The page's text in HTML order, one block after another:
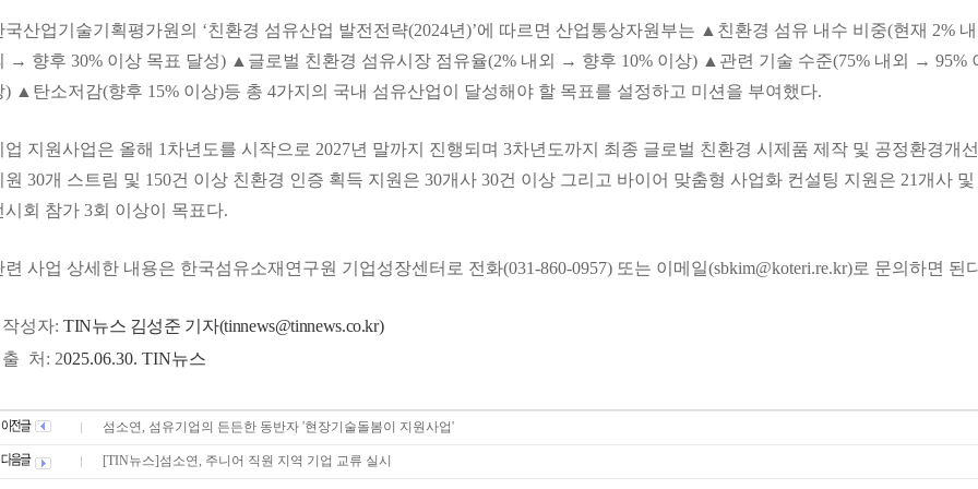
국산업기술기획평가원의 ‘친환경 섬유산업 발전전략(2024년)’에 따르면 산업통상자원부는 ▲친환경 섬유 내수 비중(현재 2% 내
→ 향후 30% 이상 목표 달성) ▲글로벌 친환경 섬유시장 점유율(2% 내외 → 향후 10% 이상) ▲관련 기술 수준(75% 내외 → 95%
) ▲탄소저감(향후 15% 이상)등 총 4가지의 국내 섬유산업이 달성해야 할 목표를 설정하고 미션을 부여했다.
업 지원사업은 올해 1차년도를 시작으로 2027년 말까지 진행되며 3차년도까지 최종 글로벌 친환경 시제품 제작 및 공정환경개선
원 30개 스트림 및 150건 이상 친환경 인증 획득 지원은 30개사 30건 이상 그리고 바이어 맞춤형 사업화 컨설팅 지원은 21개사 및
시회 참가 3회 이상이 목표다.
련 사업 상세한 내용은 한국섬유소재연구원 기업성장센터로 전화(031-860-0957) 또는 이메일(sbkim@koteri.re.kr)로 문의하면 된
성자: TIN뉴스 김성준 기자(tinnews@tinnews.co.kr)
처: 2025.06.30. TIN뉴스
섬소연, 섬유기업의 든든한 동반자 '현장기술돌봄이 지원사업'
[TIN뉴스]섬소연, 주니어 직원 지역 기업 교류 실시